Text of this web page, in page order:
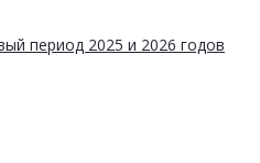
период 2025 и 2026 годов